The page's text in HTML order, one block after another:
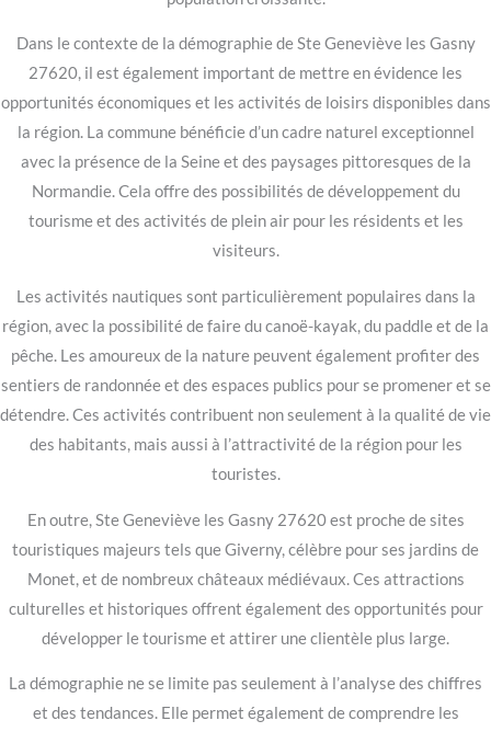
Dans le contexte de la démographie de Ste Geneviève les Gasny
27620, il est également important de mettre en évidence les
opportunités économiques et les activités de loisirs disponibles dans
la région. La commune bénéficie d’un cadre naturel exceptionnel
avec la présence de la Seine et des paysages pittoresques de la
Normandie. Cela offre des possibilités de développement du
tourisme et des activités de plein air pour les résidents et les
visiteurs.
Les activités nautiques sont particulièrement populaires dans la
région, avec la possibilité de faire du canoë-kayak, du paddle et de la
pêche. Les amoureux de la nature peuvent également profiter des
sentiers de randonnée et des espaces publics pour se promener et se
détendre. Ces activités contribuent non seulement à la qualité de vie
des habitants, mais aussi à l’attractivité de la région pour les
touristes.
En outre, Ste Geneviève les Gasny 27620 est proche de sites
touristiques majeurs tels que Giverny, célèbre pour ses jardins de
Monet, et de nombreux châteaux médiévaux. Ces attractions
culturelles et historiques offrent également des opportunités pour
développer le tourisme et attirer une clientèle plus large.
La démographie ne se limite pas seulement à l’analyse des chiffres
et des tendances. Elle permet également de comprendre les